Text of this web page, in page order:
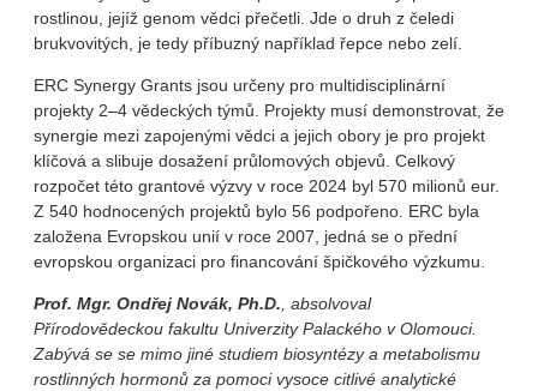
rostlinou, jejíž genom vědci přečetli. Jde o druh z čeledi
brukvovitých, je tedy příbuzný například řepce nebo zelí.
ERC Synergy Grants jsou určeny pro multidisciplinární
projekty 2–4 vědeckých týmů. Projekty musí demonstrovat, že
synergie mezi zapojenými vědci a jejich obory je pro projekt
klíčová a slibuje dosažení průlomových objevů. Celkový
rozpočet této grantové výzvy v roce 2024 byl 570 milionů eur.
Z 540 hodnocených projektů bylo 56 podpořeno. ERC byla
založena Evropskou unií v roce 2007, jedná se o přední
evropskou organizaci pro financování špičkového výzkumu.
Prof. Mgr. Ondřej Novák, Ph.D., absolvoval
Přírodovědeckou fakultu Univerzity Palackého v Olomouci.
Zabývá se se mimo jiné studiem biosyntézy a metabolismu
rostlinných hormonů za pomoci vysoce citlivé analytické